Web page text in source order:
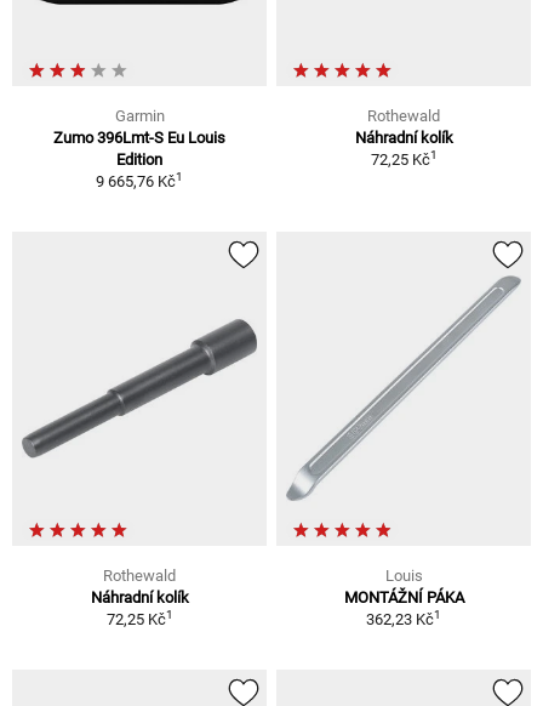
Garmin
Zumo 396Lmt-S Eu Louis
Edition
9 665,76 Kč1
Rothewald
Náhradní kolík
72,25 Kč1
Rothewald
Náhradní kolík
72,25 Kč1
Louis
MONTÁŽNÍ PÁKA
362,23 Kč1